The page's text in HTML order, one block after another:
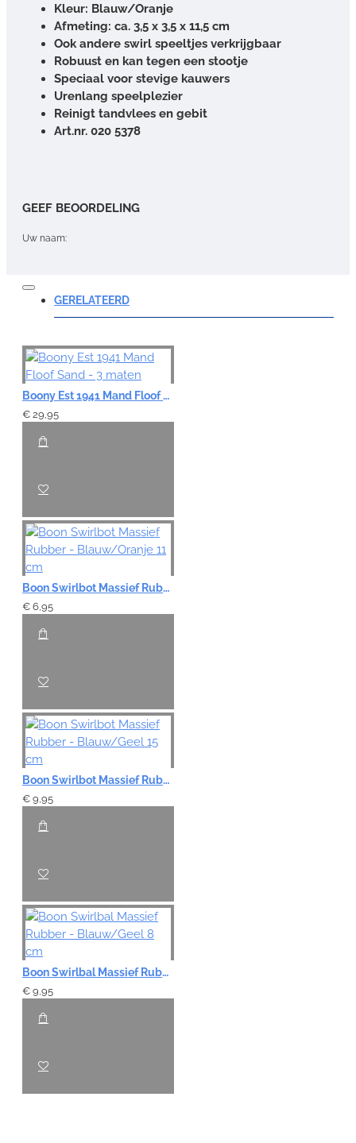
Kleur: Blauw/Oranje
Afmeting: ca. 3,5 x 3,5 x 11,5 cm
Ook andere swirl speeltjes verkrijgbaar
Robuust en kan tegen een stootje
Speciaal voor stevige kauwers
Urenlang speelplezier
Reinigt tandvlees en gebit
Art.nr. 020 5378
GEEF BEOORDELING
Uw naam:
Opmerking:
Note:HTML-code wordt niet vertaald!
Waardering:
GERELATEERD
Boony Est 1941 Mand Floof Sand - 3 maten
€ 29,95
Boon Swirlbot Massief Rubber - Blauw/Oranje 11 cm
€ 6,95
Boon Swirlbot Massief Rubber - Blauw/Geel 15 cm
€ 9,95
Boon Swirlbal Massief Rubber - Blauw/Geel 8 cm
€ 9,95